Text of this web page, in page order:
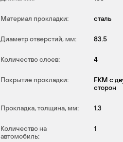
Материал прокладки: сталь
Диаметр отверстий, мм: 83.5
Количество слоев: 4
Покрытие прокладки:
FKM с
сторон
Прокладка, толщина, мм: 1.3
Количество на
автомобиль:
1